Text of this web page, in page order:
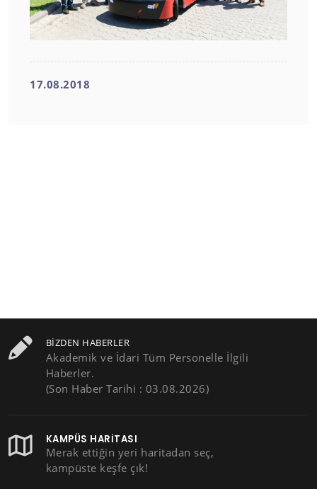
17.08.2018
BIZDEN HABERLER
Akademik ve İdari Tüm Personelle İlgili
Haberler.
(Son Haber Tarihi : 03.08.2026)
KAMPÜS HARITASI
Merak ettiğin yeri haritadan seç,
kampüste keşfe çık!